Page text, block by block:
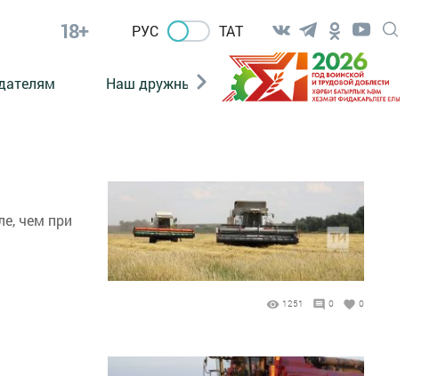
18+ РУС ТАТ
Наш дружный коллектив Документы
чем при
1251 0 0